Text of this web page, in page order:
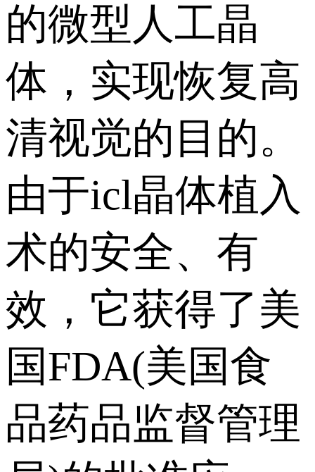
的微型人工晶
体，实现恢复高
清视觉的目的。
由于icl晶体植入
术的安全、有
效，它获得了美
国FDA(美国食
品药品监督管理